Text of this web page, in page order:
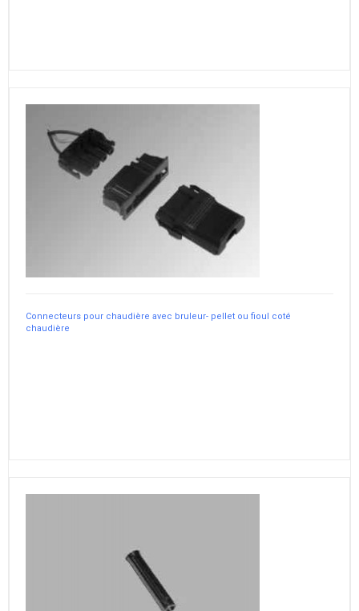
Connecteurs pour chaudière avec bruleur- pellet ou fioul coté
chaudière